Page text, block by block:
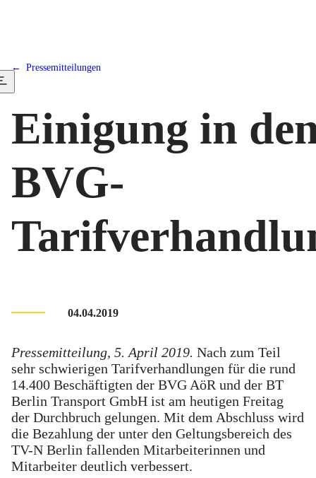
Pressemitteilungen
Einigung in
BVG-
04.04.2019
Pressemitteilung, 5. April 2019. Nach zum Teil
sehr schwierigen Tarifverhandlungen für die rund
14.400 Beschäftigten der BVG AöR und der BT
Berlin Transport GmbH ist am heutigen Freitag
der Durchbruch gelungen. Mit dem Abschluss wird
die Bezahlung der unter den Geltungsbereich des
TV-N Berlin fallenden Mitarbeiterinnen und
Mitarbeiter deutlich verbessert.